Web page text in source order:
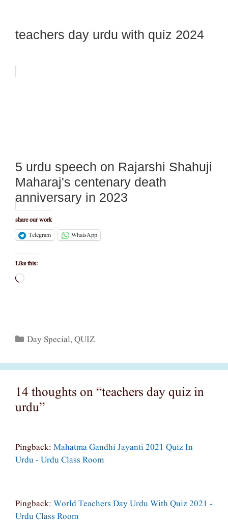
teachers day urdu with quiz 2024
5 urdu speech on Rajarshi Shahuji
Maharaj's centenary death
anniversary in 2023
share our work
Telegram
WhatsApp
Like this:
Loading…
Categories
Day Special,QUIZ
14 thoughts on “teachers day quiz in
urdu”
Pingback: Mahatma Gandhi Jayanti 2021 Quiz In
Urdu - Urdu Class Room
Pingback: World Teachers Day Urdu With Quiz 2021 -
Urdu Class Room